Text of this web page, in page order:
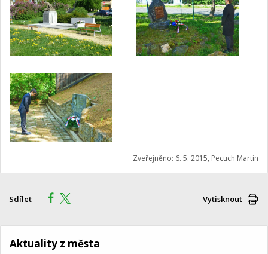
Zveřejněno: 6. 5. 2015, Pecuch Martin
Sdílet Vytisknout
Aktuality z města